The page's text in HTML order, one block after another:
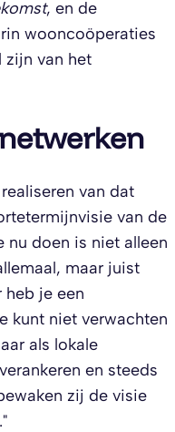
, en de
wooncoöperaties
zijn van het
van dat
van de
nu doen is niet alleen
maar juist
heb je een
kunt niet verwachten
als lokale
en steeds
zij de visie